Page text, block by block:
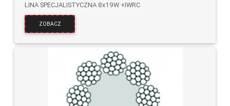
LINA SPECJALISTYCZNA 8x19W +IWRC
ZOBACZ